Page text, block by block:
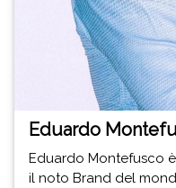
Eduardo
Eduardo Montefusco
il noto Brand del